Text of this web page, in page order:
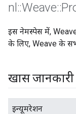
nl ::Weave::
इस नेमस्पेस में, Weave
के लिए, Weave के
खास जानकारी
इन्यूमरेशन